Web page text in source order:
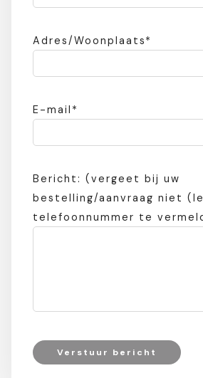
Adres/Woonplaats*
E-mail*
Bericht: (vergeet bij uw
bestelling/aanvraag niet
telefoonnummer te
Verstuur bericht